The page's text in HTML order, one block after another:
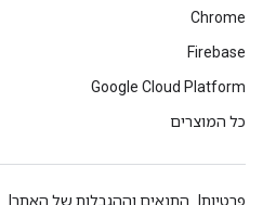
Chrome
Firebase
Google Cloud Platform
כל המוצרים
פרטיות התנאים וההגבלות של האתר